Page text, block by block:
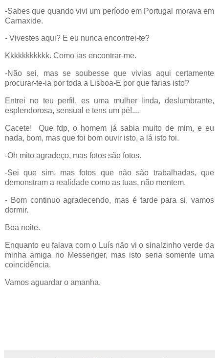
-Sabes que quando vivi um período em Portugal morava em
Carnaxide.
- Vivestes aqui? E eu nunca encontrei-te?
Kkkkkkkkkkk. Como ias encontrar-me.
-Não sei, mas se soubesse que vivias aqui certamente
procurar-te-ia por toda a Lisboa-E por que farias isto?
Entrei no teu perfil, es uma mulher linda, deslumbrante,
esplendorosa, sensual e tens um pé!....
Cacete!
Que fdp, o homem já sabia muito de mim, e eu
nada, bom, mas que foi bom ouvir isto, a lá isto foi.
-Oh mito agradeço, mas fotos são fotos.
-Sei que sim, mas fotos que não são trabalhadas, que
demonstram a realidade como as tuas, não mentem.
- Bom continuo agradecendo, mas é tarde para si, vamos
dormir.
Boa noite.
Enquanto eu falava com o Luís não vi o sinalzinho verde da
minha amiga no Messenger, mas isto seria somente uma
coincidência.
Vamos aguardar o amanha.